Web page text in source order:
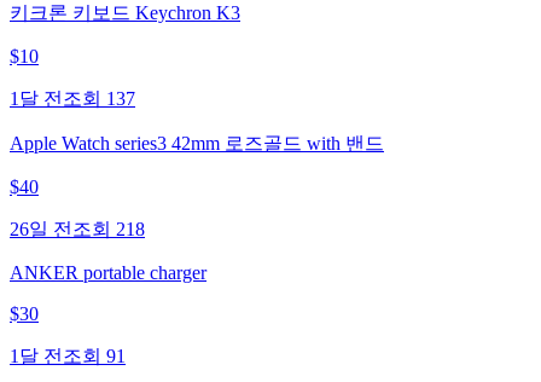
키크론 키보드 Keychron K3
$10
1달 전 조회 137
Apple Watch series3 42mm 로즈골드 with 밴드
$40
26일 전 조회 218
ANKER portable charger
$30
1달 전 조회 91